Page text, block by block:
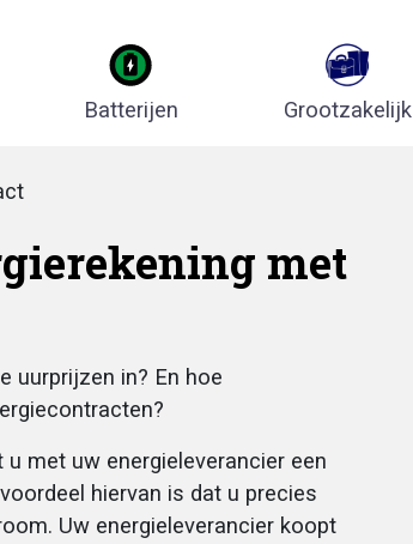
Batterijen Grootzakelijk
met
uurprijzen in? En hoe
met uw energieleverancier een
hiervan is dat u precies
Uw energieleverancier koopt